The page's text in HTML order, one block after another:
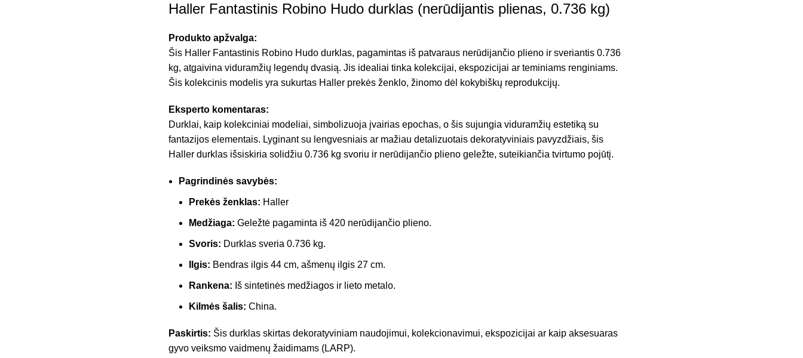
Haller Fantastinis Robino Hudo durklas (nerūdijantis plienas, 0.736 kg)
Produkto apžvalga:
Šis Haller Fantastinis Robino Hudo durklas, pagamintas iš patvaraus nerūdijančio plieno ir sveriantis 0.736
kg, atgaivina viduramžių legendų dvasią. Jis idealiai tinka kolekcijai, ekspozicijai ar teminiams renginiams.
Šis kolekcinis modelis yra sukurtas Haller prekės ženklo, žinomo dėl kokybiškų reprodukcijų.
Eksperto komentaras:
Durklai, kaip kolekciniai modeliai, simbolizuoja įvairias epochas, o šis sujungia viduramžių estetiką su
fantazijos elementais. Lyginant su lengvesniais ar mažiau detalizuotais dekoratyviniais pavyzdžiais, šis
Haller durklas išsiskiria solidžiu 0.736 kg svoriu ir nerūdijančio plieno geležte, suteikiančia tvirtumo pojūtį.
Pagrindinės savybės:
Prekės ženklas: Haller
Medžiaga: Geležtė pagaminta iš 420 nerūdijančio plieno.
Svoris: Durklas sveria 0.736 kg.
Ilgis: Bendras ilgis 44 cm, ašmenų ilgis 27 cm.
Rankena: Iš sintetinės medžiagos ir lieto metalo.
Kilmės šalis: China.
Paskirtis: Šis durklas skirtas dekoratyviniam naudojimui, kolekcionavimui, ekspozicijai ar kaip aksesuaras
gyvo veiksmo vaidmenų žaidimams (LARP).